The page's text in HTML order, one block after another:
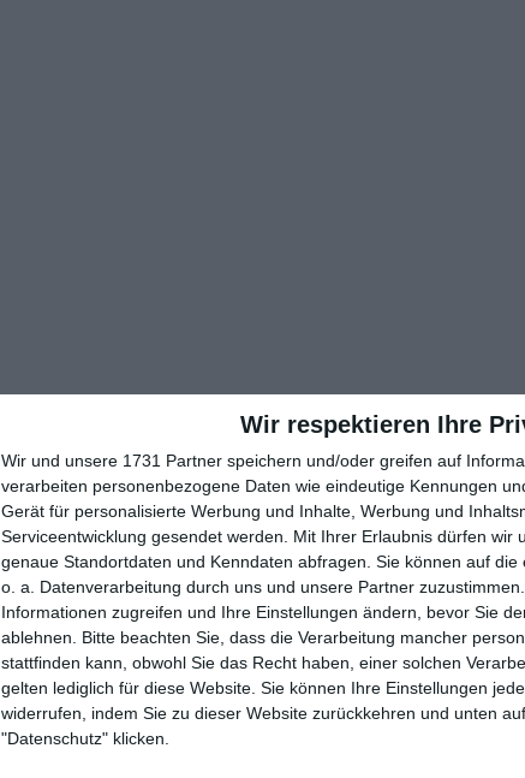
Wir respektieren Ihre
Wir und unsere 1731 Partner speichern und/oder greifen auf
verarbeiten personenbezogene Daten wie eindeutige Kennungen
Gerät für personalisierte Werbung und Inhalte, Werbung und
Serviceentwicklung gesendet werden.
Mit Ihrer Erlaubnis dürfen wir
genaue Standortdaten und Kenndaten abfragen. Sie können auf
o. a. Datenverarbeitung durch uns und unsere Partner
Informationen zugreifen und Ihre Einstellungen ändern, bevor Sie
ablehnen.
Bitte beachten Sie, dass die Verarbeitung mancher
stattfinden kann, obwohl Sie das Recht haben, einer solchen
gelten lediglich für diese Website. Sie können Ihre Einstellungen
widerrufen, indem Sie zu dieser Website zurückkehren und unten
"Datenschutz" klicken.